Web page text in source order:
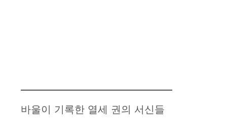
바울이 기록한 열세 권의 서신들